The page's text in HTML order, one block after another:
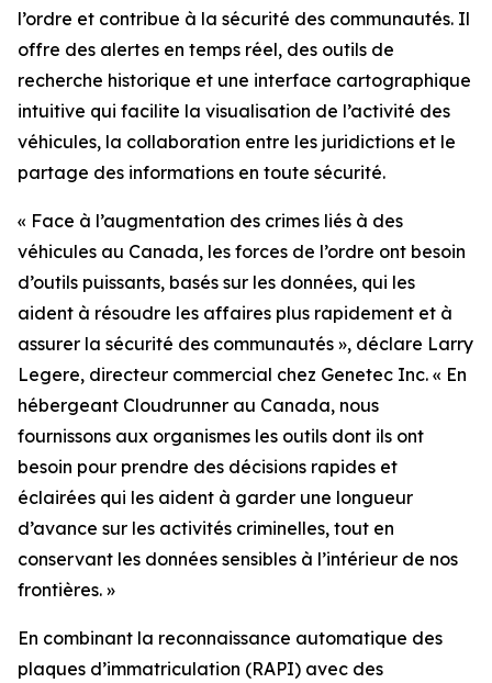
l’ordre et contribue à la sécurité des communautés. Il
offre des alertes en temps réel, des outils de
recherche historique et une interface cartographique
intuitive qui facilite la visualisation de l’activité des
véhicules, la collaboration entre les juridictions et le
partage des informations en toute sécurité.
« Face à l’augmentation des crimes liés à des
véhicules au Canada, les forces de l’ordre ont besoin
d’outils puissants, basés sur les données, qui les
aident à résoudre les affaires plus rapidement et à
assurer la sécurité des communautés », déclare Larry
Legere, directeur commercial chez Genetec Inc. « En
hébergeant Cloudrunner au Canada, nous
fournissons aux organismes les outils dont ils ont
besoin pour prendre des décisions rapides et
éclairées qui les aident à garder une longueur
d’avance sur les activités criminelles, tout en
conservant les données sensibles à l’intérieur de nos
frontières. »
En combinant la reconnaissance automatique des
plaques d’immatriculation (RAPI) avec des